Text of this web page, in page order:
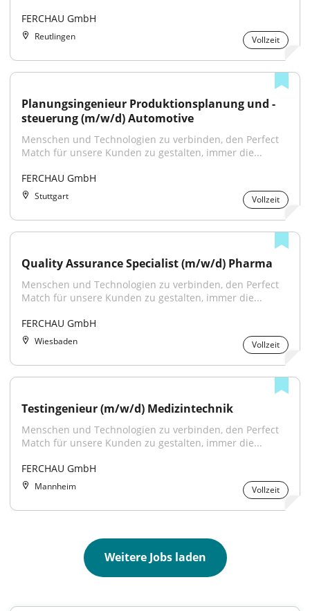
FERCHAU GmbH
Reutlingen Vollzeit
Planungsingenieur Produktionsplanung und -
steuerung (m/w/d) Automotive
Menschen und Technologien zu verbinden, den Perfect
Match für unsere Kunden zu gestalten, immer die...
FERCHAU GmbH
Stuttgart Vollzeit
Quality Assurance Specialist (m/w/d) Pharma
Menschen und Technologien zu verbinden, den Perfect
Match für unsere Kunden zu gestalten, immer die...
FERCHAU GmbH
Wiesbaden Vollzeit
Testingenieur (m/w/d) Medizintechnik
Menschen und Technologien zu verbinden, den Perfect
Match für unsere Kunden zu gestalten, immer die...
FERCHAU GmbH
Mannheim Vollzeit
Weitere Jobs laden